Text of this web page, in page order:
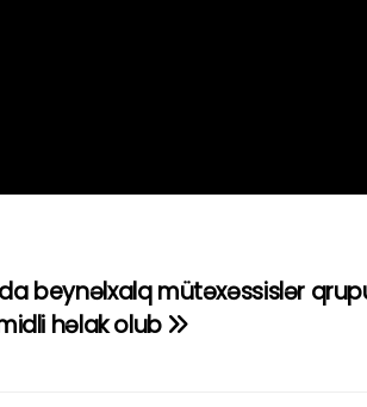
beynəlxalq mütəxəssislər
həlak olub